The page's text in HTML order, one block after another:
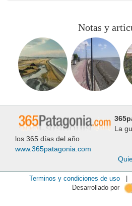
Notas y
La
los 365 días del año
www.365patagonia.com
Terminos y condiciones de uso
Desarrollado por